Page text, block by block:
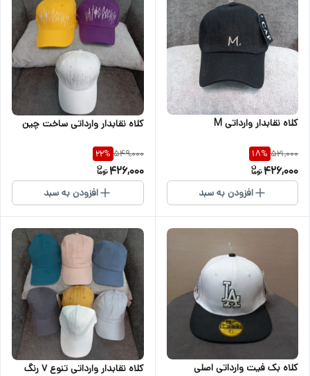
کلاه نقابدار وارداتی M
521,000
18%
426,000
افزودن به سبد
کلاه نقابدار وارداتی ساخت چین
549,000
22%
426,000
افزودن به سبد
کلاه بک فیت وارداتی اصلی کلاه نقابدار وارداتی تنوع ۷ رنگ